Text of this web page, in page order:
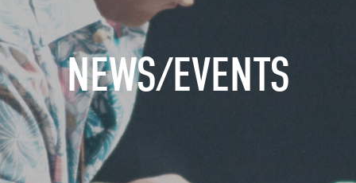
NEWS/EVENTS